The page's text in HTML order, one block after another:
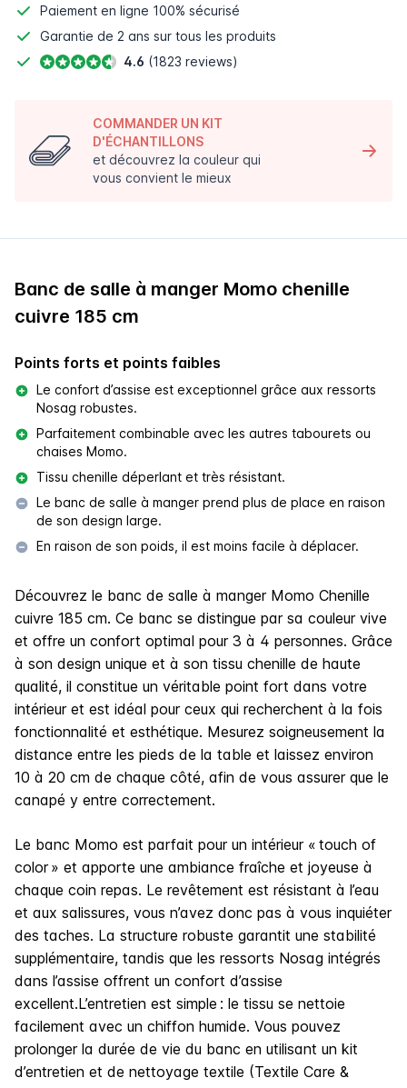
Paiement en ligne 100% sécurisé
Garantie de 2 ans sur tous les produits
4.6 (1823 reviews)
COMMANDER UN KIT
D'ÉCHANTILLONS
et découvrez la couleur qui
vous convient le mieux
Banc de salle à manger Momo chenille
cuivre 185 cm
Points forts et points faibles
Le confort d’assise est exceptionnel grâce aux ressorts
Nosag robustes.
Parfaitement combinable avec les autres tabourets ou
chaises Momo.
Tissu chenille déperlant et très résistant.
Le banc de salle à manger prend plus de place en raison
de son design large.
En raison de son poids, il est moins facile à déplacer.
Découvrez le banc de salle à manger Momo Chenille
cuivre 185 cm. Ce banc se distingue par sa couleur vive
et offre un confort optimal pour 3 à 4 personnes. Grâce
à son design unique et à son tissu chenille de haute
qualité, il constitue un véritable point fort dans votre
intérieur et est idéal pour ceux qui recherchent à la fois
fonctionnalité et esthétique. Mesurez soigneusement la
distance entre les pieds de la table et laissez environ
10 à 20 cm de chaque côté, afin de vous assurer que le
canapé y entre correctement.
Le banc Momo est parfait pour un intérieur « touch of
color » et apporte une ambiance fraîche et joyeuse à
chaque coin repas. Le revêtement est résistant à l’eau
et aux salissures, vous n’avez donc pas à vous inquiéter
des taches. La structure robuste garantit une stabilité
supplémentaire, tandis que les ressorts Nosag intégrés
dans l’assise offrent un confort d’assise
excellent.L’entretien est simple : le tissu se nettoie
facilement avec un chiffon humide. Vous pouvez
prolonger la durée de vie du banc en utilisant un kit
d’entretien et de nettoyage textile (Textile Care &